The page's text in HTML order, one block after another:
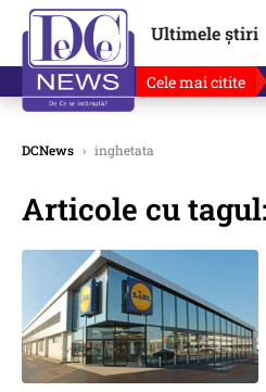
Ultimele știri
Cele mai citite
DCNews › inghetata
Articole cu